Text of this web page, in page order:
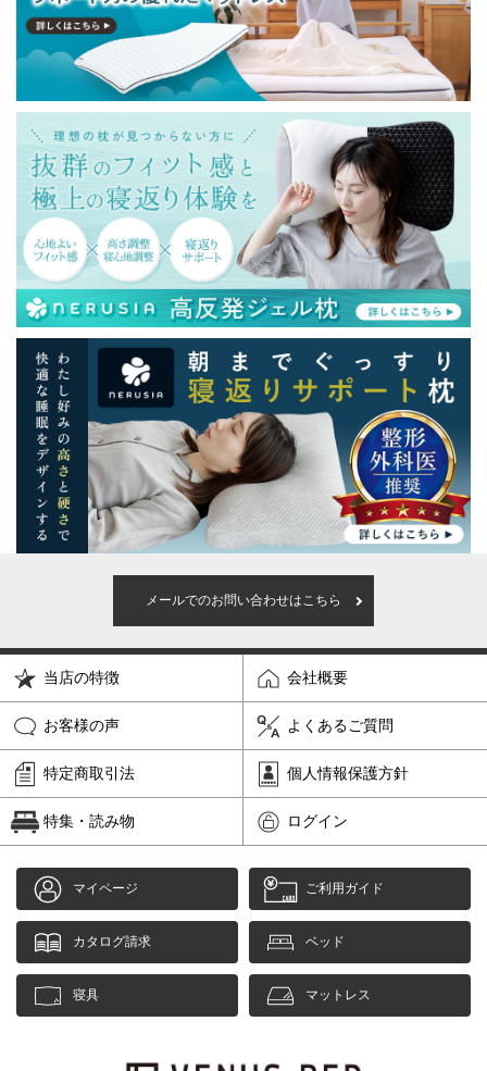
メールでのお問い合わせはこちら
当店の特徴 会社概要
お客様の声 よくあるご質問
特定商取引法 個人情報保護方針
特集・読み物 ログイン
マイページ ご利用ガイド
カタログ請求 ベッド
寝具 マットレス